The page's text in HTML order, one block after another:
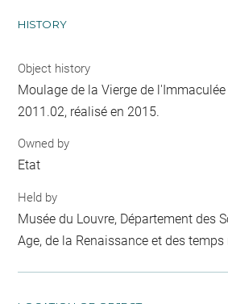
HISTORY
Object history
Moulage de la Vierge de
2011.02, réalisé en 2015.
Owned by
Etat
Held by
Musée du Louvre, Département des
Age, de la Renaissance et des